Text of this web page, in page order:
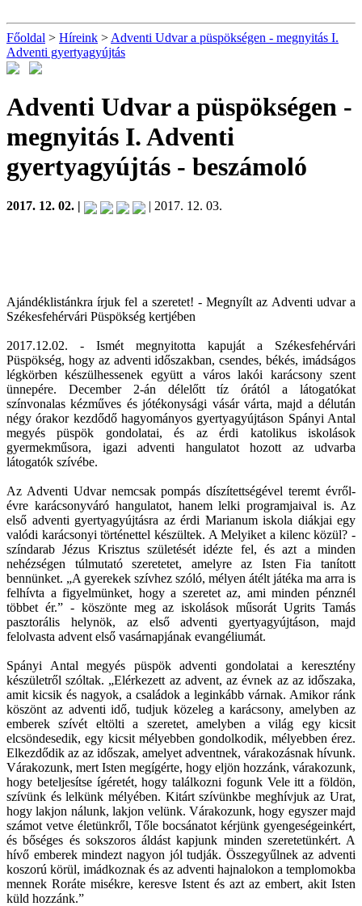
Főoldal > Híreink > Adventi Udvar a püspökségen - megnyitás I.
Adventi gyertyagyújtás
Adventi Udvar a püspökségen -
megnyitás I. Adventi
gyertyagyújtás - beszámoló
2017. 12. 02. | | 2017. 12. 03.
Ajándéklistánkra írjuk fel a szeretet! - Megnyílt az Adventi udvar a
Székesfehérvári Püspökség kertjében
2017.12.02. - Ismét megnyitotta kapuját a Székesfehérvári
Püspökség, hogy az adventi időszakban, csendes, békés, imádságos
légkörben készülhessenek együtt a város lakói karácsony szent
ünnepére. December 2-án délelőtt tíz órától a látogatókat
színvonalas kézműves és jótékonysági vásár várta, majd a délután
négy órakor kezdődő hagyományos gyertyagyújtáson Spányi Antal
megyés püspök gondolatai, és az érdi katolikus iskolások
gyermekműsora, igazi adventi hangulatot hozott az udvarba
látogatók szívébe.
Az Adventi Udvar nemcsak pompás díszítettségével teremt évről-
évre karácsonyváró hangulatot, hanem lelki programjaival is. Az
első adventi gyertyagyújtásra az érdi Marianum iskola diákjai egy
valódi karácsonyi történettel készültek. A Melyiket a kilenc közül? -
színdarab Jézus Krisztus születését idézte fel, és azt a minden
nehézségen túlmutató szeretetet, amelyre az Isten Fia tanított
bennünket. „A gyerekek szívhez szóló, mélyen átélt játéka ma arra is
felhívta a figyelmünket, hogy a szeretet az, ami minden pénznél
többet ér.” - köszönte meg az iskolások műsorát Ugrits Tamás
pasztorális helynök, az első adventi gyertyagyújtáson, majd
felolvasta advent első vasárnapjának evangéliumát.
Spányi Antal megyés püspök adventi gondolatai a keresztény
készületről szóltak. „Elérkezett az advent, az évnek az az időszaka,
amit kicsik és nagyok, a családok a leginkább várnak. Amikor ránk
köszönt az adventi idő, tudjuk közeleg a karácsony, amelyben az
emberek szívét eltölti a szeretet, amelyben a világ egy kicsit
elcsöndesedik, egy kicsit mélyebben gondolkodik, mélyebben érez.
Elkezdődik az az időszak, amelyet adventnek, várakozásnak hívunk.
Várakozunk, mert Isten megígérte, hogy eljön hozzánk, várakozunk,
hogy beteljesítse ígéretét, hogy találkozni fogunk Vele itt a földön,
szívünk és lelkünk mélyében. Kitárt szívünkbe meghívjuk az Urat,
hogy lakjon nálunk, lakjon velünk. Várakozunk, hogy egyszer majd
számot vetve életünkről, Tőle bocsánatot kérjünk gyengeségeinkért,
és bőséges és sokszoros áldást kapjunk minden szeretetünkért. A
hívő emberek mindezt nagyon jól tudják. Összegyűlnek az adventi
koszorú körül, imádkoznak és az adventi hajnalokon a templomokba
mennek Roráte misékre, keresve Istent és azt az embert, akit Isten
küld hozzánk.”